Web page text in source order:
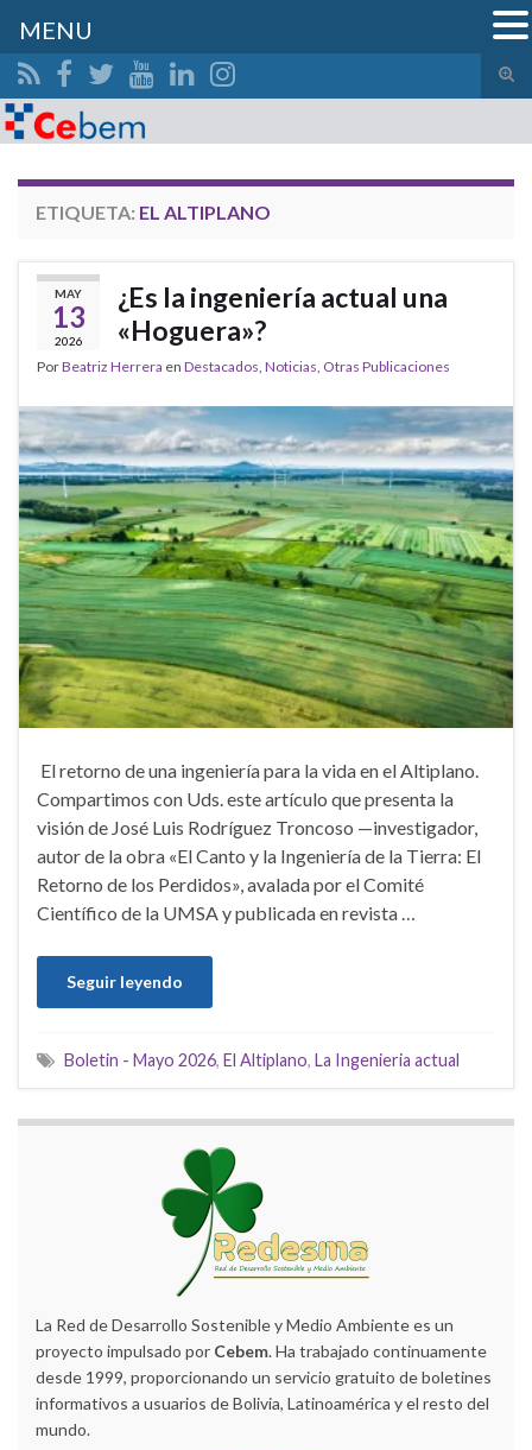
el
Search for:
ETIQUETA: EL ALTIPLANO
MAY
13
2026
¿Es la ingeniería actual una
«Hoguera»?
PorBeatriz Herrera en Destacados, Noticias, Otras Publicaciones
El retorno de una ingeniería para la vida en el Altiplano.
Compartimos con Uds. este artículo que presenta la
visión de José Luis Rodríguez Troncoso —investigador,
autor de la obra «El Canto y la Ingeniería de la Tierra: El
Retorno de los Perdidos», avalada por el Comité
Científico de la UMSA y publicada en revista …
Seguir leyendo
Boletin - Mayo 2026, El Altiplano, La Ingenieria actual
La Red de Desarrollo Sostenible y Medio Ambiente es un
proyecto impulsado por Cebem. Ha trabajado continuamente
desde 1999, proporcionando un servicio gratuito de boletines
informativos a usuarios de Bolivia, Latinoamérica y el resto del
mundo.
MENU